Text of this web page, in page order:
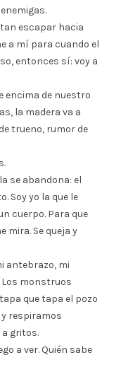
escapar hacia
a mí para cuando el
entonces sí: voy a
encima de nuestro
la madera va a
trueno, rumor de
se abandona: el
Soy yo la que le
cuerpo. Para que
mira. Se queja y
antebrazo, mi
Los monstruos
que tapa el pozo
y respiramos
a gritos.
a ver. Quién sabe